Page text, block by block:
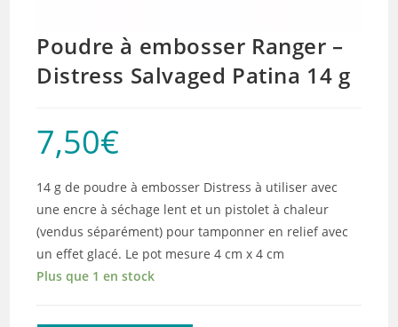
Poudre à embosser Ranger –
Distress Salvaged Patina 14 g
7,50€
14 g de poudre à embosser Distress à utiliser avec
une encre à séchage lent et un pistolet à chaleur
(vendus séparément) pour tamponner en relief avec
un effet glacé. Le pot mesure 4 cm x 4 cm
Plus que 1 en stock